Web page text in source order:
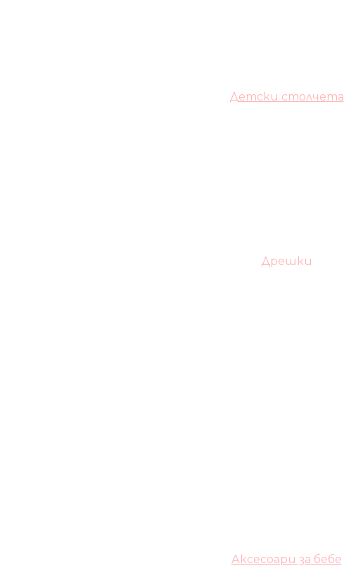
Детски столчета
Дрешки
Аксесоари за бебе